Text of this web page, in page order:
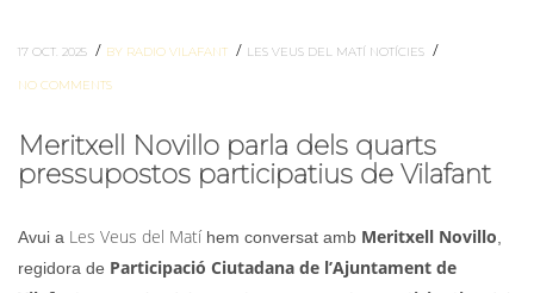
17 OCT. 2025 / BY RADIO VILAFANT / LES VEUS DEL MATÍ NOTÍCIES /
NO COMMENTS
Meritxell Novillo parla dels quarts
pressupostos participatius de Vilafant
Avui a Les Veus del Matí hem conversat amb Meritxell Novillo
regidora de Participació Ciutadana de l’Ajuntament de